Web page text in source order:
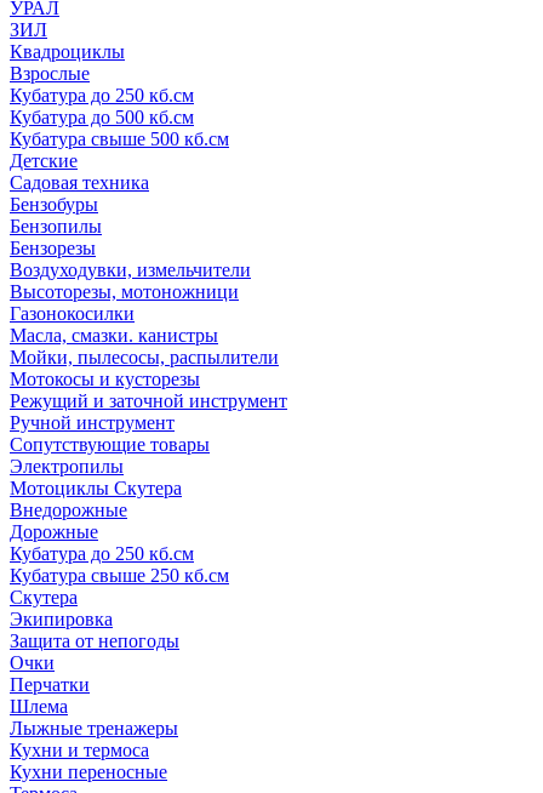
УРАЛ
ЗИЛ
Квадроциклы
Взрослые
Кубатура до 250 кб.см
Кубатура до 500 кб.см
Кубатура свыше 500 кб.см
Детские
Садовая техника
Бензобуры
Бензопилы
Бензорезы
Воздуходувки, измельчители
Высоторезы, мотоножници
Газонокосилки
Масла, смазки. канистры
Мойки, пылесосы, распылители
Мотокосы и кусторезы
Режущий и заточной инструмент
Ручной инструмент
Сопутствующие товары
Электропилы
Мотоциклы Скутера
Внедорожные
Дорожные
Кубатура до 250 кб.см
Кубатура свыше 250 кб.см
Скутера
Экипировка
Защита от непогоды
Очки
Перчатки
Шлема
Лыжные тренажеры
Кухни и термоса
Кухни переносные